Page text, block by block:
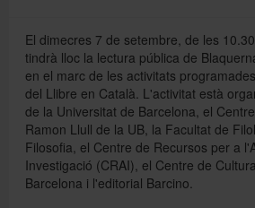
Mobilitat
Relacions
Directori
El dimecres 7 de setembre, de les
tindrà lloc la lectura pública de
en el marc de les activitats
del Llibre en Català. L'activitat està
de la Universitat de Barcelona, el
Ramon Llull de la UB, la Facultat de
Filosofia, el Centre de Recursos per a
Investigació (CRAI), el Centre de
Barcelona i l'editorial Barcino.